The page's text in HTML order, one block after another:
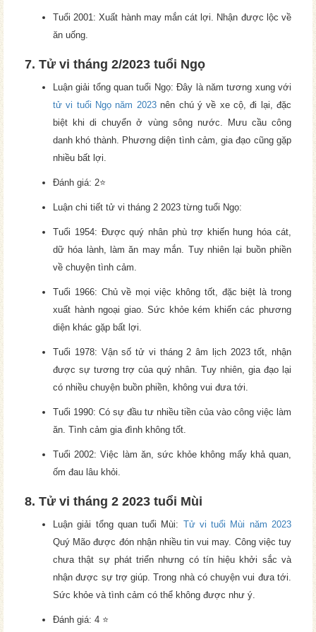
Tuổi 2001: Xuất hành may mắn cát lợi. Nhận được lộc về
ăn uống.
7. Tử vi tháng 2/2023 tuổi Ngọ
Luận giải tổng quan tuổi Ngọ: Đây là năm tương xung với
tử vi tuổi Ngọ năm 2023nên chú ý về xe cộ, đi lại, đặc
biệt khi di chuyển ở vùng sông nước. Mưu cầu công
danh khó thành. Phương diện tình cảm, gia đạo cũng gặp
nhiều bất lợi.
Đánh giá: 2⭐
Luận chi tiết tử vi tháng 2 2023 từng tuổi Ngọ:
Tuổi 1954: Được quý nhân phù trợ khiến hung hóa cát,
dữ hóa lành, làm ăn may mắn. Tuy nhiên lại buồn phiền
về chuyện tình cảm.
Tuổi 1966: Chủ về mọi việc không tốt, đặc biệt là trong
xuất hành ngoại giao. Sức khỏe kém khiến các phương
diện khác gặp bất lợi.
Tuổi 1978: Vận số tử vi tháng 2 âm lịch 2023 tốt, nhận
được sự tương trợ của quý nhân. Tuy nhiên, gia đạo lại
có nhiều chuyện buồn phiền, không vui đưa tới.
Tuổi 1990: Có sự đầu tư nhiều tiền của vào công việc làm
ăn. Tình cảm gia đình không tốt.
Tuổi 2002: Việc làm ăn, sức khỏe không mấy khả quan,
ốm đau lâu khỏi.
8. Tử vi tháng 2 2023 tuổi Mùi
Luận giải tổng quan tuổi Mùi: Tử vi tuổi Mùi năm 2023
Quý Mão được đón nhận nhiều tin vui may. Công việc tuy
chưa thật sự phát triển nhưng có tín hiệu khởi sắc và
nhận được sự trợ giúp. Trong nhà có chuyện vui đưa tới.
Sức khỏe và tình cảm có thể không được như ý.
Đánh giá: 4 ⭐